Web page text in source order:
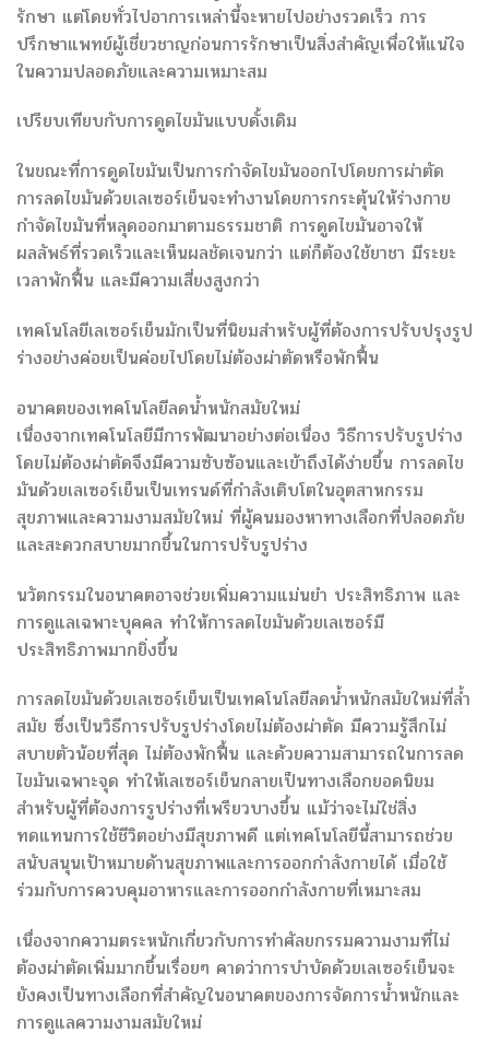
รักษา แต่โดยทั่วไปอาการเหล่านี้จะหายไปอย่างรวดเร็ว การ
ปรึกษาแพทย์ผู้เชี่ยวชาญก่อนการรักษาเป็นสิ่งสำคัญเพื่อให้แน่ใจ
ในความปลอดภัยและความเหมาะสม
เปรียบเทียบกับการดูดไขมันแบบดั้งเดิม
ในขณะที่การดูดไขมันเป็นการกำจัดไขมันออกไปโดยการผ่าตัด
การลดไขมันด้วยเลเซอร์เย็นจะทำงานโดยการกระตุ้นให้ร่างกาย
กำจัดไขมันที่หลุดออกมาตามธรรมชาติ การดูดไขมันอาจให้
ผลลัพธ์ที่รวดเร็วและเห็นผลชัดเจนกว่า แต่ก็ต้องใช้ยาชา มีระยะ
เวลาพักฟื้น และมีความเสี่ยงสูงกว่า
เทคโนโลยีเลเซอร์เย็นมักเป็นที่นิยมสำหรับผู้ที่ต้องการปรับปรุงรูป
ร่างอย่างค่อยเป็นค่อยไปโดยไม่ต้องผ่าตัดหรือพักฟื้น
อนาคตของเทคโนโลยีลดน้ำหนักสมัยใหม่
เนื่องจากเทคโนโลยีมีการพัฒนาอย่างต่อเนื่อง วิธีการปรับรูปร่าง
โดยไม่ต้องผ่าตัดจึงมีความซับซ้อนและเข้าถึงได้ง่ายขึ้น การลดไข
มันด้วยเลเซอร์เย็นเป็นเทรนด์ที่กำลังเติบโตในอุตสาหกรรม
สุขภาพและความงามสมัยใหม่ ที่ผู้คนมองหาทางเลือกที่ปลอดภัย
และสะดวกสบายมากขึ้นในการปรับรูปร่าง
นวัตกรรมในอนาคตอาจช่วยเพิ่มความแม่นยำ ประสิทธิภาพ และ
การดูแลเฉพาะบุคคล ทำให้การลดไขมันด้วยเลเซอร์มี
ประสิทธิภาพมากยิ่งขึ้น
การลดไขมันด้วยเลเซอร์เย็นเป็นเทคโนโลยีลดน้ำหนักสมัยใหม่ที่ล้ำ
สมัย ซึ่งเป็นวิธีการปรับรูปร่างโดยไม่ต้องผ่าตัด มีความรู้สึกไม่
สบายตัวน้อยที่สุด ไม่ต้องพักฟื้น และด้วยความสามารถในการลด
ไขมันเฉพาะจุด ทำให้เลเซอร์เย็นกลายเป็นทางเลือกยอดนิยม
สำหรับผู้ที่ต้องการรูปร่างที่เพรียวบางขึ้น แม้ว่าจะไม่ใช่สิ่ง
ทดแทนการใช้ชีวิตอย่างมีสุขภาพดี แต่เทคโนโลยีนี้สามารถช่วย
สนับสนุนเป้าหมายด้านสุขภาพและการออกกำลังกายได้ เมื่อใช้
ร่วมกับการควบคุมอาหารและการออกกำลังกายที่เหมาะสม
เนื่องจากความตระหนักเกี่ยวกับการทำศัลยกรรมความงามที่ไม่
ต้องผ่าตัดเพิ่มมากขึ้นเรื่อยๆ คาดว่าการบำบัดด้วยเลเซอร์เย็นจะ
ยังคงเป็นทางเลือกที่สำคัญในอนาคตของการจัดการน้ำหนักและ
การดูแลความงามสมัยใหม่